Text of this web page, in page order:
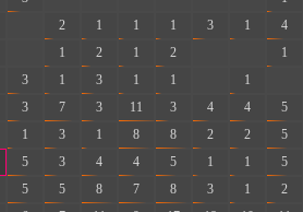
2 1 1 1 3 1
4
1 2 1 2
1
3 1 3 1 1 1
3 7 3 11 3 4 4
5
1 3 1 8 8 2 2
5
5 3 4 4 5 1 1
5
5 5 8 7 8 3 1
2